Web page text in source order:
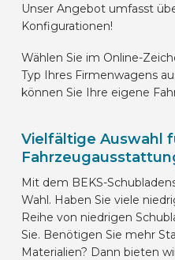
Unser Angebot umfasst
Konfigurationen!
Wählen Sie im Online-
Typ Ihres Firmenwagens
können Sie Ihre eigene
Vielfältige Auswahl
Mit dem BEKS-
Wahl. Haben Sie viele
Reihe von niedrigen
Sie. Benötigen Sie mehr
Materialien? Dann bieten